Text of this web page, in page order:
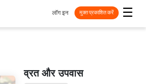
☰
लॉग इन मुक्त प्रकाशित करें
व्रत और उपवास